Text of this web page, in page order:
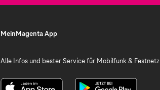
MeinMagenta App
Alle Infos und bester Service für Mobilfunk & Festnetz